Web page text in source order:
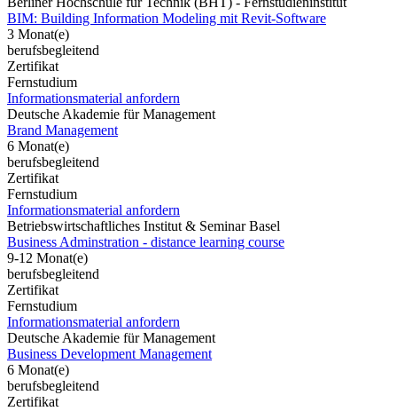
BIM: Building Information Modeling mit Revit-Software
3 Monat(e)
berufsbegleitend
Zertifikat
Fernstudium
Informationsmaterial anfordern
Deutsche Akademie für Management
Brand Management
6 Monat(e)
berufsbegleitend
Zertifikat
Fernstudium
Informationsmaterial anfordern
Betriebswirtschaftliches Institut & Seminar Basel
Business Adminstration - distance learning course
9-12 Monat(e)
berufsbegleitend
Zertifikat
Fernstudium
Informationsmaterial anfordern
Deutsche Akademie für Management
Business Development Management
6 Monat(e)
berufsbegleitend
Zertifikat